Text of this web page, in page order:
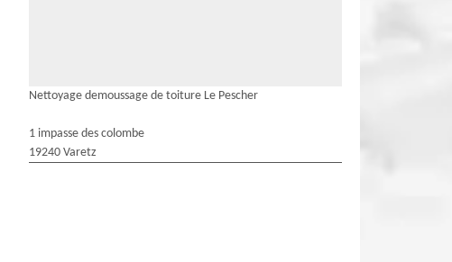
Nettoyage demoussage de toiture Le Pescher
1 impasse des colombe
19240 Varetz